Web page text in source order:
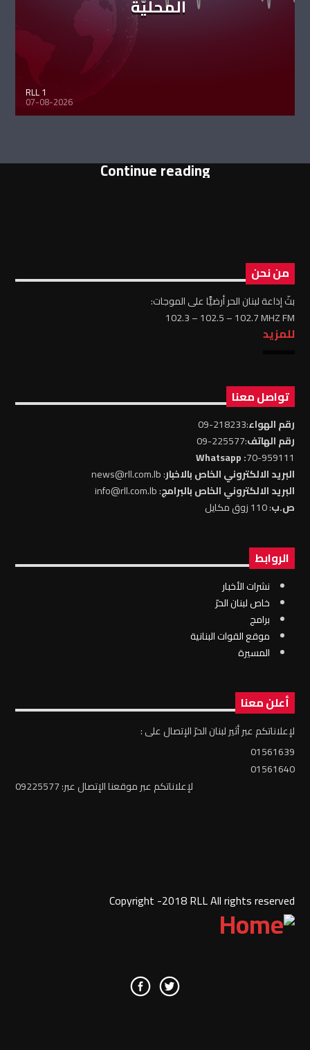
المحليّة
RLL 1
07-08-2026
Continue reading
من نحن
بثّ إذاعة لبنان الحر أرضيًّا على الموجات:
102.3 – 102.5 – 102.7 MHZ FM
للمزيد
تواصل معنا
رقم الهواء:218233-09
رقم الهاتف:225577-09
70-959111
: Whatsapp
البريد الالكتروني الخاص بالاخبار: news@rll.com.lb
البريد الالكتروني الخاص بالبرامج: info@rll.com.lb
ص.ب: 110 زوق مكايل
الروابط
نشرات الأخبار
خاص لبنان الحرّ
برامج
موقع القوات البنانية
المسيرة
أعلن معنا
لإعلاناتكم عبر أثير لبنان الحرّ الإتصال على :
01561639
01561640
لإعلاناتكم عبر موقعنا الإتصال عبر: 09225577
Copyright -2018 RLL All rights reserved